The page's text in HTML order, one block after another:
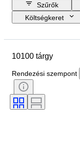
Szűrők
Költségkeret
Nem
Stílus
Színtartomány
Ráírt méret
10100 tárgy
Rendezési szempont